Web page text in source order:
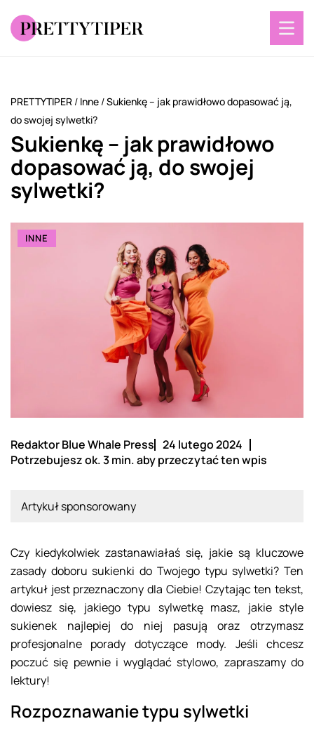
PRETTYTIPER / Inne /Sukienkę – jak prawidłowo dopasować ją,
do swojej sylwetki?
Sukienkę – jak prawidłowo
dopasować ją, do swojej
sylwetki?
INNE
Redaktor Blue Whale Press 24 lutego 2024
Potrzebujesz ok. 3 min. aby przeczytać ten wpis
Artykuł sponsorowany
Czy kiedykolwiek zastanawiałaś się, jakie są kluczowe
zasady doboru sukienki do Twojego typu sylwetki? Ten
artykuł jest przeznaczony dla Ciebie! Czytając ten tekst,
dowiesz się, jakiego typu sylwetkę masz, jakie style
sukienek najlepiej do niej pasują oraz otrzymasz
profesjonalne porady dotyczące mody. Jeśli chcesz
poczuć się pewnie i wyglądać stylowo, zapraszamy do
lektury!
Rozpoznawanie typu sylwetki